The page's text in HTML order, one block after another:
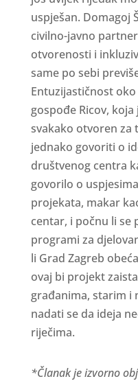
uspješan. Domagoj
civilno-javno
otvorenosti i
same po sebi
Entuzijastičnost
gospođe Ricov,
svakako otvoren za
jednako govoriti o
društvenog centra
govorilo o
projekata, makar
centar, i počnu li
programi za
li Grad Zagreb
ovaj bi projekt
građanima, starim i
nadati se da ideja
riječima.
*Članak je izvorno